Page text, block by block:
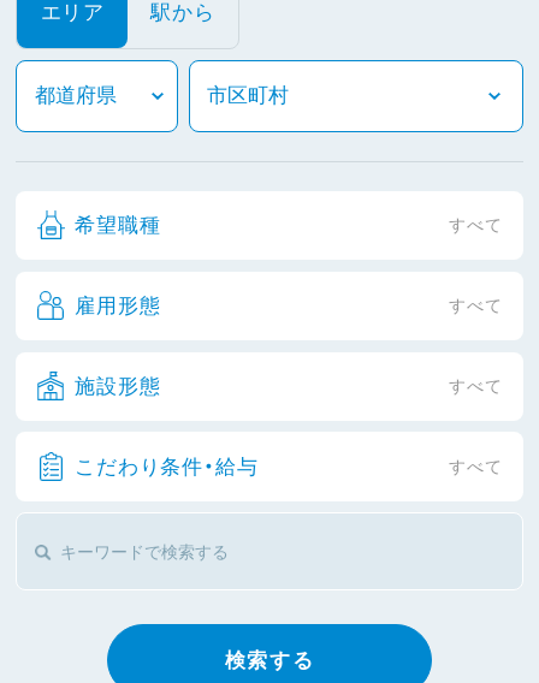
エリア 駅から
希望職種 すべて
雇用形態 すべて
施設形態 すべて
こだわり条件・給与 すべて
検索する